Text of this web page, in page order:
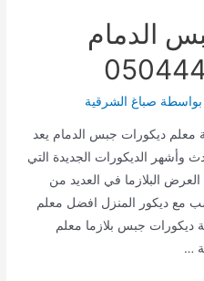
الدمام
صباغ الشرقية
معلم ديكورات جبس الدمام يعد
وأشهر الديكورات الجديدة التي
البلازما في العديد من
مع ديكور المنزل افضل معلم
ديكورات جبس بلازما معلم
…